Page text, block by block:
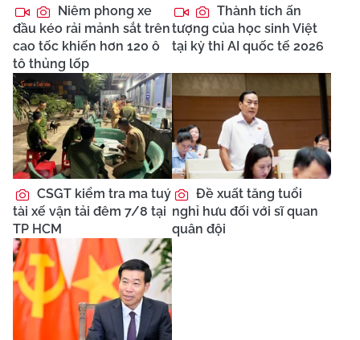
Niêm phong xe
đầu kéo rải mảnh sắt trên
cao tốc khiến hơn 120 ô
tô thủng lốp
Thành tích ấn
tượng của học sinh Việt
tại kỳ thi AI quốc tế 2026
CSGT kiểm tra ma tuý
tài xế vận tải đêm 7/8 tại
TP HCM
Đề xuất tăng tuổi
nghỉ hưu đối với sĩ quan
quân đội